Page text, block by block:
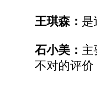
王琪森： 是
石小美： 主
不对的评价